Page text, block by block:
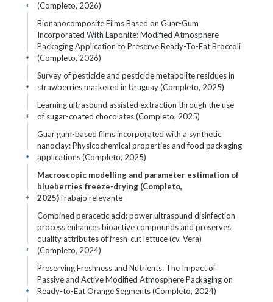
(Completo, 2026)
+
Bionanocomposite Films Based on Guar-Gum
Incorporated With Laponite: Modified Atmosphere
Packaging Application to Preserve Ready-To-Eat Broccoli
(Completo, 2026)
+
Survey of pesticide and pesticide metabolite residues in
strawberries marketed in Uruguay (Completo, 2025)
+
Learning ultrasound assisted extraction through the use
of sugar-coated chocolates (Completo, 2025)
+
Guar gum-based films incorporated with a synthetic
nanoclay: Physicochemical properties and food packaging
applications (Completo, 2025)
+
Macroscopic modelling and parameter estimation of
blueberries freeze-drying (Completo,
2025)Trabajo relevante
+
Combined peracetic acid: power ultrasound disinfection
process enhances bioactive compounds and preserves
quality attributes of fresh-cut lettuce (cv. Vera)
(Completo, 2024)
+
Preserving Freshness and Nutrients: The Impact of
Passive and Active Modified Atmosphere Packaging on
Ready-to-Eat Orange Segments (Completo, 2024)
+